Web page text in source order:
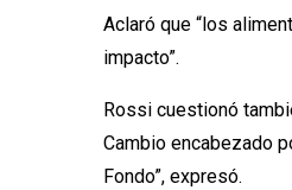
Aclaró que “los
impacto”.
Rossi cuestionó
Cambio encabezado
Fondo”, expresó.